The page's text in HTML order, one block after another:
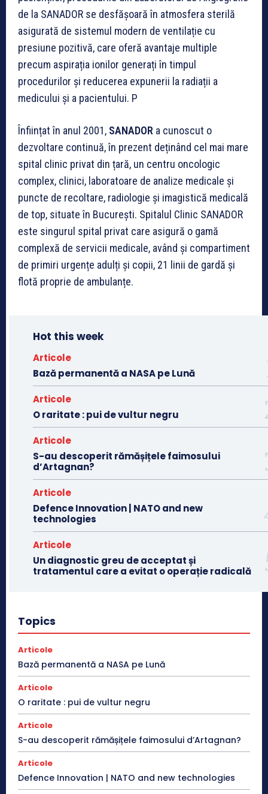
de la SANADOR se desfășoară în atmosfera sterilă
asigurată de sistemul modern de ventilație cu
presiune pozitivă, care oferă avantaje multiple
precum aspirația ionilor generați în timpul
procedurilor și reducerea expunerii la radiații a
medicului și a pacientului. P
Înființat în anul 2001, SANADOR a cunoscut o
dezvoltare continuă, în prezent deținând cel mai mare
spital clinic privat din țară, un centru oncologic
complex, clinici, laboratoare de analize medicale și
puncte de recoltare, radiologie și imagistică medicală
de top, situate în București. Spitalul Clinic SANADOR
este singurul spital privat care asigură o gamă
complexă de servicii medicale, având și compartiment
de primiri urgențe adulți și copii, 21 linii de gardă și
flotă proprie de ambulanțe.
Hot this week
Articole
Bază permanentă a NASA pe Lună
Articole
O raritate : pui de vultur negru
Articole
S-au descoperit rămășițele faimosului
d’Artagnan?
Articole
Defence Innovation | NATO and new
technologies
Articole
Un diagnostic greu de acceptat și
tratamentul care a evitat o operație radicală
Topics
Articole
Bază permanentă a NASA pe Lună
Articole
O raritate : pui de vultur negru
Articole
S-au descoperit rămășițele faimosului d’Artagnan?
Articole
Defence Innovation | NATO and new technologies